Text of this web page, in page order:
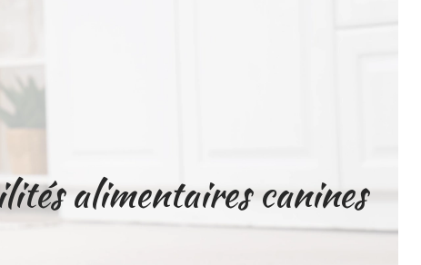
alimentaires canines